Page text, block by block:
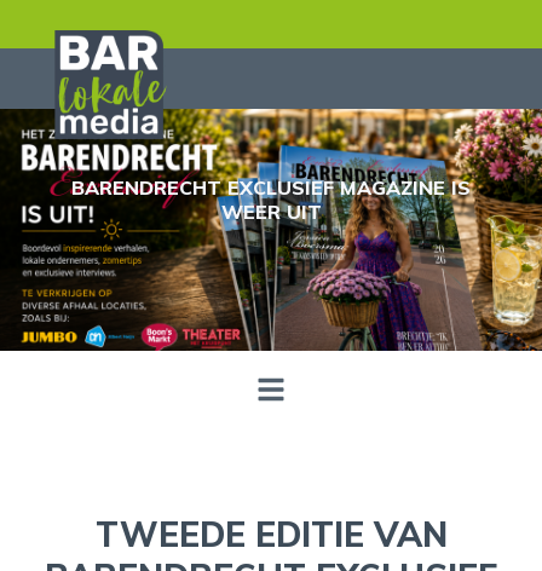
BARENDRECHT EXCLUSIEF MAGAZINE IS
WEER UIT
TWEEDE EDITIE VAN